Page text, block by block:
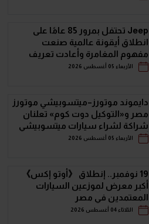
Jeep تحتفل بمرور 85 عامًا على
انطلاق أيقونة عالمية صنعت
مفهوم المغامرة وأعادت تعريف
سيارات الـ SUV
الأربعاء 05 أغسطس 2026
دايموند موتورز–ميتسوبيشي موتورز
مصر و«التوكيل دوت كوم» تعلنان
شراكة لشراء سيارات ميتسوبيشي
أونلاين
الأربعاء 05 أغسطس 2026
19 نوفمبر.. إنطلاق 《أوتو إكس》
أكبر معرض لموزعين السيارات
المعتمدين في مصر
الثلاثاء 04 أغسطس 2026